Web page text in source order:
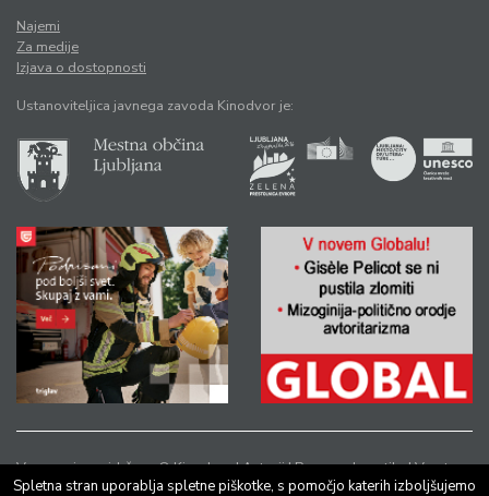
Najemi
Za medije
Izjava o dostopnosti
Ustanoviteljica javnega zavoda Kinodvor je:
Vse pravice pridržane © Kinodvor |Avtorji|Pravno obvestilo|Varstvo
Spletna stran uporablja spletne piškotke, s pomočjo katerih izboljšujemo